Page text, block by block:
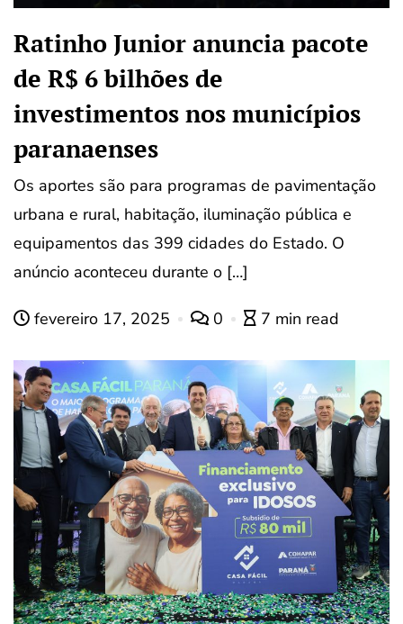
Ratinho Junior anuncia pacote
de R$ 6 bilhões de
investimentos nos municípios
paranaenses
Os aportes são para programas de pavimentação
urbana e rural, habitação, iluminação pública e
equipamentos das 399 cidades do Estado. O
anúncio aconteceu durante o […]
fevereiro 17, 2025 0 7 min read